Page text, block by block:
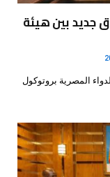
جديد بين هيئة
المصرية بروتوكول